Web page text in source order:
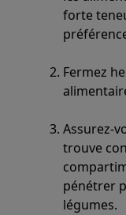
forte
Fermez
Assurez-
trouve
pénétrer
légumes.